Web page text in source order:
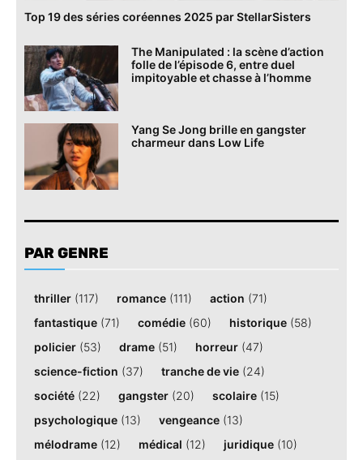
Top 19 des séries coréennes 2025 par StellarSisters
The Manipulated : la scène d’action
folle de l’épisode 6, entre duel
impitoyable et chasse à l’homme
Yang Se Jong brille en gangster
charmeur dans Low Life
PAR GENRE
thriller (117) romance (111) action (71)
fantastique (71) comédie (60) historique (58)
policier (53) drame (51) horreur (47)
science-fiction (37) tranche de vie (24)
société (22) gangster (20) scolaire (15)
psychologique (13) vengeance (13)
mélodrame (12) médical (12) juridique (10)